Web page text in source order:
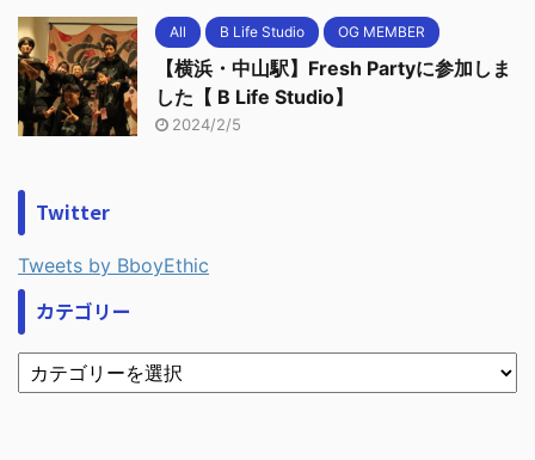
All B Life Studio OG MEMBER
【横浜・中山駅】Fresh Partyに参加しま
した【 B Life Studio】
2024/2/5
Twitter
Tweets by BboyEthic
カテゴリー